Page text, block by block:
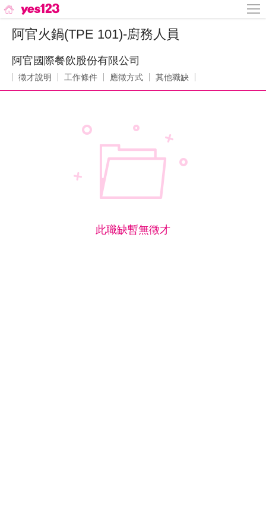
阿官火鍋(TPE 101)-廚務人員
阿官國際餐飲股份有限公司
徵才說明 工作條件 應徵方式 其他職缺
此職缺暫無徵才